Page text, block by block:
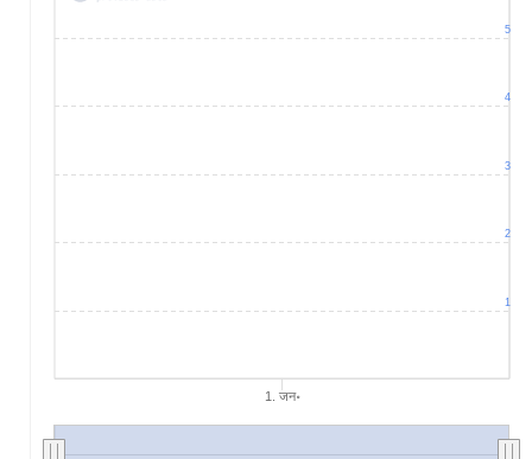
1. जन॰
1
2
3
4
5